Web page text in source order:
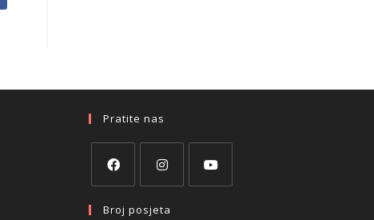
Pratite nas
Broj posjeta